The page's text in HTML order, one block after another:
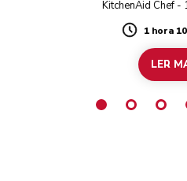
KitchenAid Chef
Duration
1 hora
LER